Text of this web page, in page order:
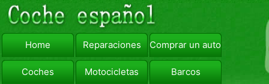
Home Reparaciones Comprar un automóvil
Coches Motocicletas Barcos